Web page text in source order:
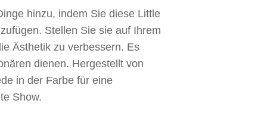
hinzu, indem Sie diese Little
Stellen Sie sie auf Ihrem
Ästhetik zu verbessern. Es
dienen. Hergestellt von
in der Farbe für eine
Show.